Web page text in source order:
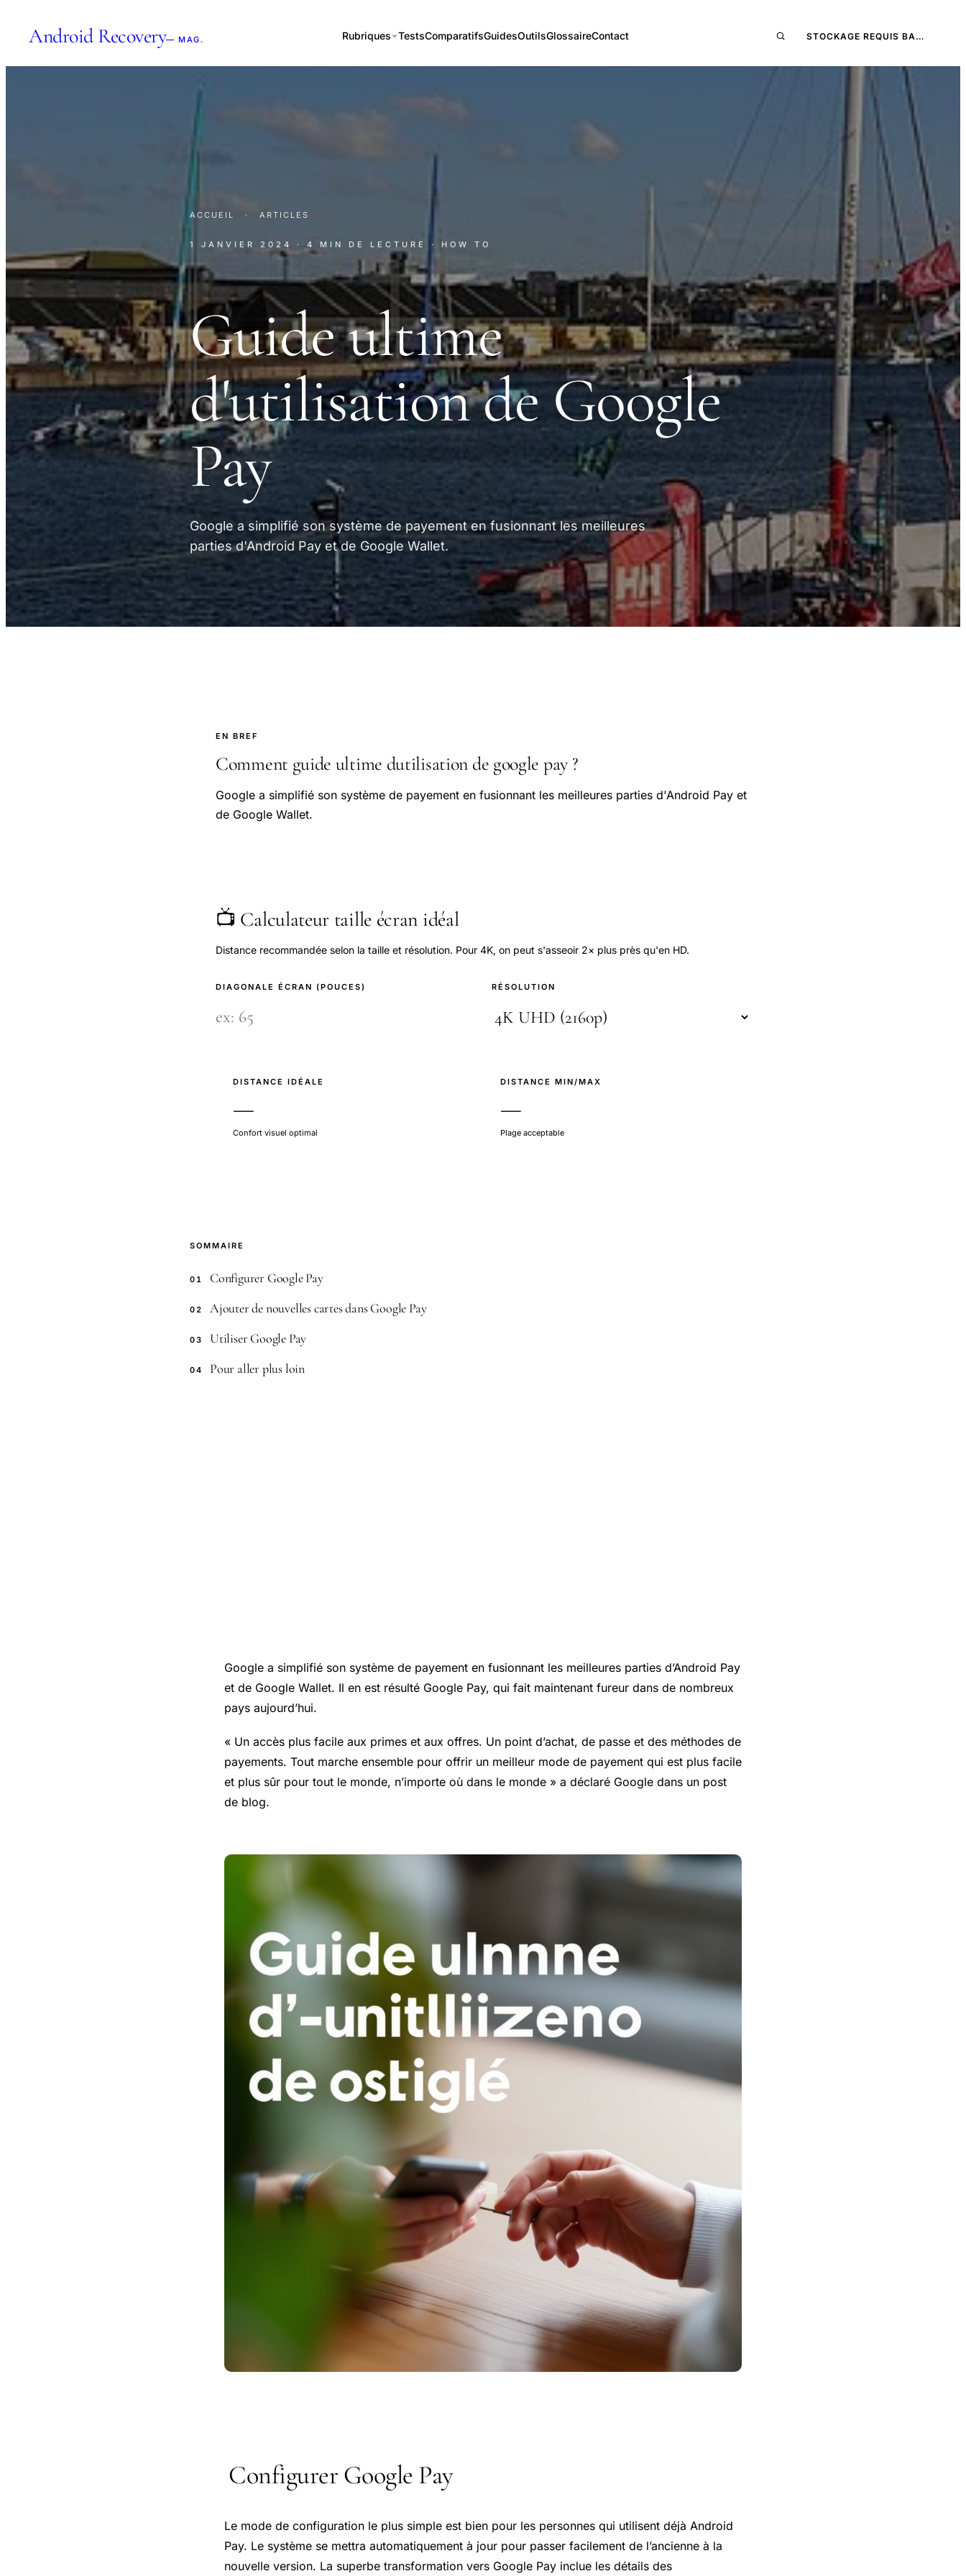
Android Recovery— MAG. Rubriques TestsComparatifsGuidesOutilsGlossaireContact STOCKAGE REQUIS BA…
ACCUEIL · ARTICLES
1 JANVIER 2024 · 4 MIN DE LECTURE · HOW TO
Guide ultime
d'utilisation de Google
Pay
Google a simplifié son système de payement en fusionnant les meilleures
parties d'Android Pay et de Google Wallet.
EN BREF
Comment guide ultime dutilisation de google pay ?
Google a simplifié son système de payement en fusionnant les meilleures parties d'Android Pay et
de Google Wallet.
📺 Calculateur taille écran idéal
Distance recommandée selon la taille et résolution. Pour 4K, on peut s'asseoir 2× plus près qu'en HD.
DIAGONALE ÉCRAN (POUCES) RÉSOLUTION
DISTANCE IDÉALE
—
Confort visuel optimal
DISTANCE MIN/MAX
—
Plage acceptable
SOMMAIRE
01 Configurer Google Pay
02 Ajouter de nouvelles cartes dans Google Pay
03 Utiliser Google Pay
04 Pour aller plus loin
Google a simplifié son système de payement en fusionnant les meilleures parties d’Android Pay
et de Google Wallet. Il en est résulté Google Pay, qui fait maintenant fureur dans de nombreux
pays aujourd’hui.
« Un accès plus facile aux primes et aux offres. Un point d’achat, de passe et des méthodes de
payements. Tout marche ensemble pour offrir un meilleur mode de payement qui est plus facile
et plus sûr pour tout le monde, n’importe où dans le monde » a déclaré Google dans un post
de blog.
Configurer Google Pay
Le mode de configuration le plus simple est bien pour les personnes qui utilisent déjà Android
Pay. Le système se mettra automatiquement à jour pour passer facilement de l’ancienne à la
nouvelle version. La superbe transformation vers Google Pay inclue les détails des